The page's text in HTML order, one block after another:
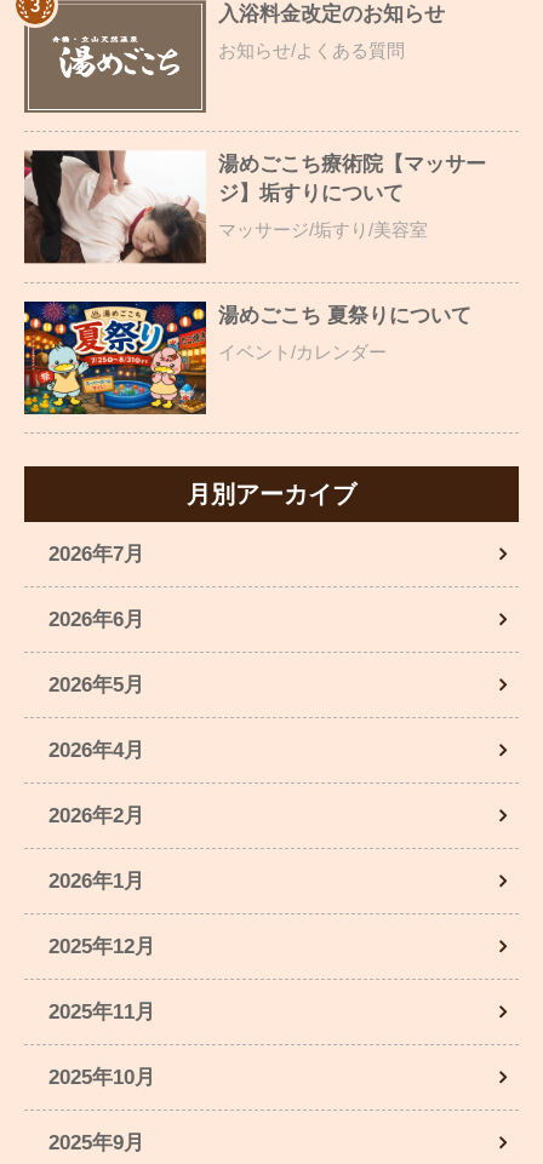
入浴料金改定のお知らせ
お知らせ/よくある質問
湯めごこち療術院【マッサー
ジ】垢すりについて
マッサージ/垢すり/美容室
湯めごこち 夏祭りについて
イベント/カレンダー
月別アーカイブ
2026年7月
2026年6月
2026年5月
2026年4月
2026年2月
2026年1月
2025年12月
2025年11月
2025年10月
2025年9月